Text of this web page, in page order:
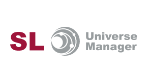
Softline Universe